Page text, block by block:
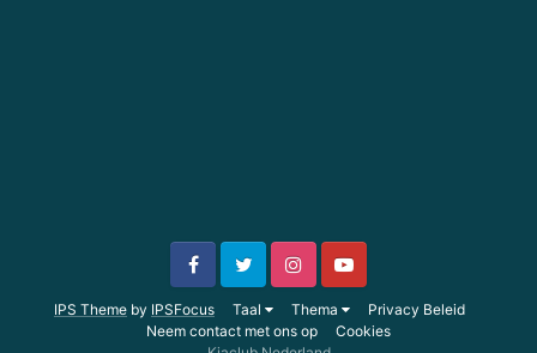
IPS Theme by IPSFocus Taal Thema
Privacy Beleid
Neem contact met ons op
Cookies